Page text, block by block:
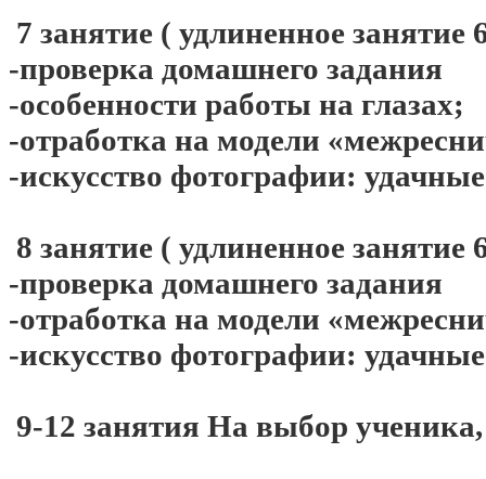
7 занятие ( удлиненное занятие
-проверка домашнего задания
-особенности работы на глазах;
-отработка на модели
-искусство фотографии:
8 занятие ( удлиненное занятие
-проверка домашнего задания
-отработка на модели
-искусство фотографии:
9-12 занятия На выбор